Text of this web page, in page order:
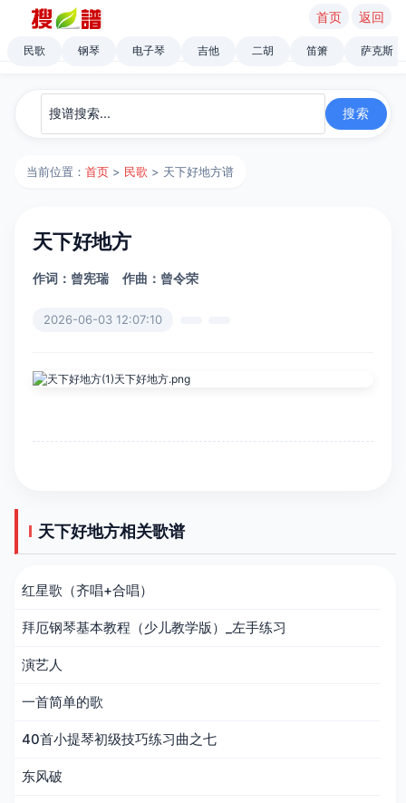
首页 返回
民歌 钢琴 电子琴 吉他 二胡 笛箫 萨克斯
当前位置：首页 > 民歌 > 天下好地方谱
天下好地方
作词：曾宪瑞 作曲：曾令荣
2026-06-03 12:07:10
天下好地方相关歌谱
红星歌（齐唱+合唱）
拜厄钢琴基本教程（少儿教学版）_左手练习
演艺人
一首简单的歌
40首小提琴初级技巧练习曲之七
东风破